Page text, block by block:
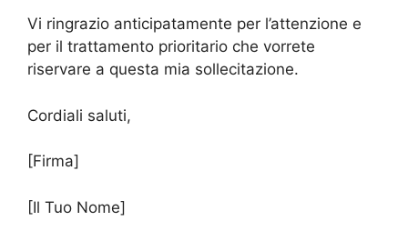
Vi ringrazio anticipatamente per l’attenzione e
per il trattamento prioritario che vorrete
riservare a questa mia sollecitazione.
Cordiali saluti,
[Firma]
[Il Tuo Nome]